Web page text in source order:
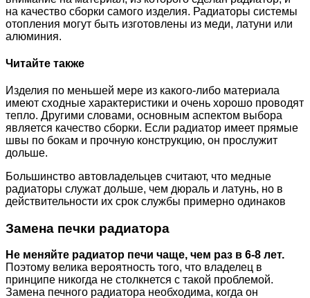
на качество сборки самого изделия. Радиаторы системы
отопления могут быть изготовлены из меди, латуни или
алюминия.
Читайте также
Изделия по меньшей мере из какого-либо материала
имеют сходные характеристики и очень хорошо проводят
тепло. Другими словами, основным аспектом выбора
является качество сборки. Если радиатор имеет прямые
швы по бокам и прочную конструкцию, он прослужит
дольше.
Большинство автовладельцев считают, что медные
радиаторы служат дольше, чем дюраль и латунь, но в
действительности их срок службы примерно одинаков
Замена печки радиатора
Не меняйте радиатор печи чаще, чем раз в 6-8 лет.
Поэтому велика вероятность того, что владелец в
принципе никогда не столкнется с такой проблемой.
Замена печного радиатора необходима, когда он